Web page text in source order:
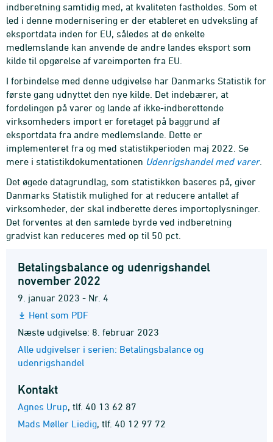
indberetning samtidig med, at kvaliteten fastholdes. Som et
led i denne modernisering er der etableret en udveksling af
eksportdata inden for EU, således at de enkelte
medlemslande kan anvende de andre landes eksport som
kilde til opgørelse af vareimporten fra EU.
I forbindelse med denne udgivelse har Danmarks Statistik for
første gang udnyttet den nye kilde. Det indebærer, at
fordelingen på varer og lande af ikke-indberettende
virksomheders import er foretaget på baggrund af
eksportdata fra andre medlemslande. Dette er
implementeret fra og med statistikperioden maj 2022. Se
mere i statistikdokumentationen Udenrigshandel med varer.
Det øgede datagrundlag, som statistikken baseres på, giver
Danmarks Statistik mulighed for at reducere antallet af
virksomheder, der skal indberette deres importoplysninger.
Det forventes at den samlede byrde ved indberetning
gradvist kan reduceres med op til 50 pct.
Betalingsbalance og udenrigshandel
november 2022
9. januar 2023 - Nr. 4
Hent som PDF
Næste udgivelse: 8. februar 2023
Alle udgivelser i serien: Betalingsbalance og
udenrigshandel
Kontakt
Agnes Urup, tlf. 40 13 62 87
Mads Møller Liedig, tlf. 40 12 97 72